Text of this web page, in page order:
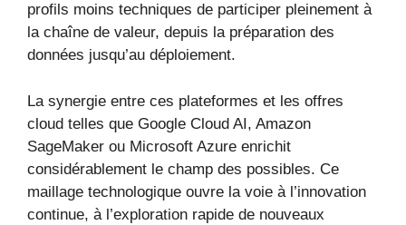
profils moins techniques de participer pleinement à
la chaîne de valeur, depuis la préparation des
données jusqu’au déploiement.
La synergie entre ces plateformes et les offres
cloud telles que Google Cloud AI, Amazon
SageMaker ou Microsoft Azure enrichit
considérablement le champ des possibles. Ce
maillage technologique ouvre la voie à l’innovation
continue, à l’exploration rapide de nouveaux